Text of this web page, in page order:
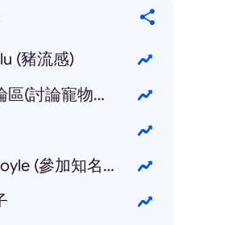
(豬流感)
寵物討論區(討論寵物的討論區)
Susan Boyle (參加知名選秀節目 Britain's Got Talent)